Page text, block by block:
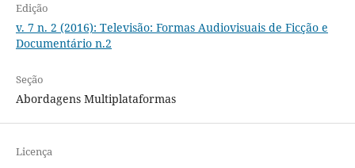
Edição
v. 7 n. 2 (2016): Televisão: Formas Audiovisuais de Ficção e
Documentário n.2
Seção
Abordagens Multiplataformas
Licença